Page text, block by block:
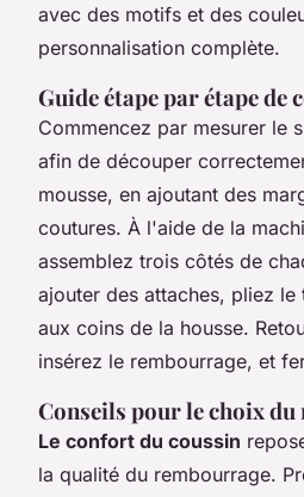
avec des motifs et des
personnalisation complète.
Guide étape par étape de
Commencez par mesurer le
afin de découper
mousse, en ajoutant des
coutures. À l'aide de la
assemblez trois côtés de
ajouter des attaches, pliez le
aux coins de la housse.
insérez le rembourrage, et
Conseils pour le choix
Le confort du coussin
la qualité du rembourrage.